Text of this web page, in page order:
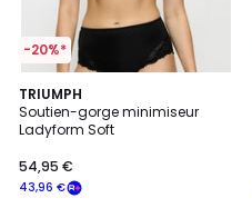
-20%*
TRIUMPH
Soutien-gorge minimiseur
Ladyform Soft
43,96 €
54,95 €
4,6
/ 5
3
Couleurs